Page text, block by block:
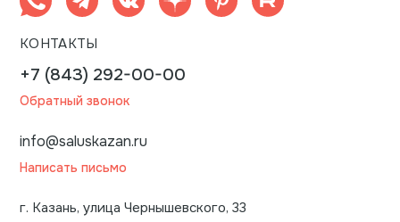
КОНТАКТЫ
+7 (843) 292-00-00
Обратный звонок
info@saluskazan.ru
Написать письмо
г. Казань, улица Чернышевского, 33